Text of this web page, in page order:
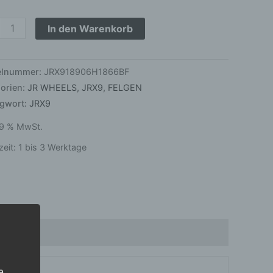
In den Warenkorb
JRX918906H1866BF
JR WHEELS, JRX9, FELGEN
JRX9
% MwSt.
1 bis 3 Werktage